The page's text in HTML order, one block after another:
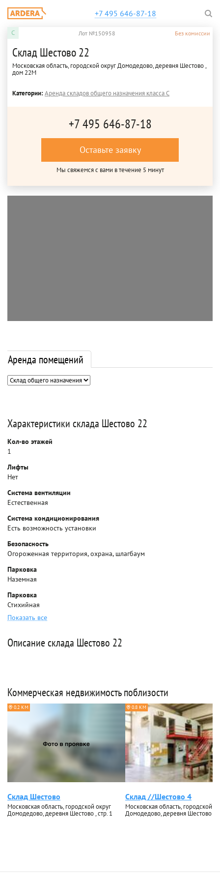
+7 495 646-87-18
C Лот №150958 Без комиссии
Склад Шестово 22
Московская область, городской округ Домодедово, деревня Шестово ,
дом 22М
Категории:Аренда складов общего назначения класса C
+7 495 646-87-18
Оставьте заявку
Мы свяжемся с вами в течение 5 минут
Аренда помещений
Характеристики склада Шестово 22
Кол-во этажей
1
Лифты
Нет
Система вентиляции
Естественная
Система кондиционирования
Есть возможность установки
Безопасность
Огороженная территория, охрана, шлагбаум
Парковка
Наземная
Парковка
Стихийная
Показать все
Описание склада Шестово 22
Коммерческая недвижимость поблизости
0.2 КМ
Склад Шестово
Московская область, городской округ
Домодедово, деревня Шестово , стр. 1
0.8 КМ
Склад //Шестово 4
Московская область, городской
Домодедово, деревня Шестово ,